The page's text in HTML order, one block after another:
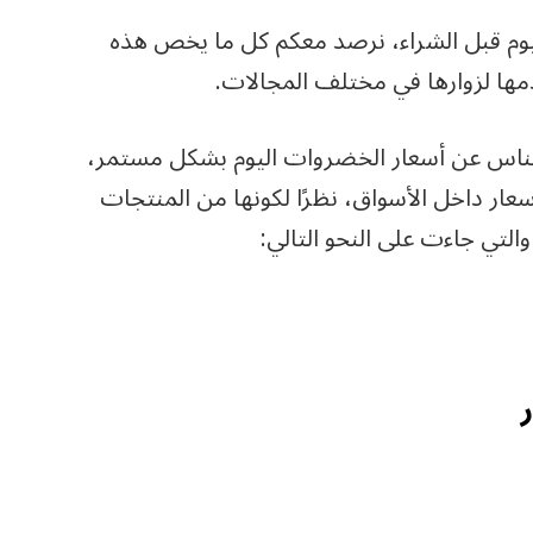
قبل الشراء، نرصد معكم كل ما يخص هذه
لزوارها في مختلف المجالات.
عن أسعار الخضروات اليوم بشكل مستمر،
داخل الأسواق، نظرًا لكونها من المنتجات
جاءت على النحو التالي: